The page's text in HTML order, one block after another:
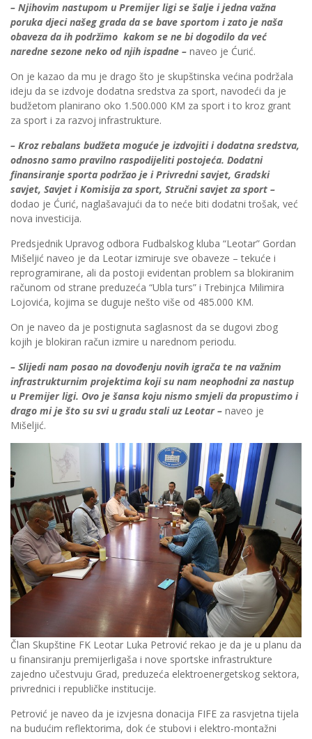
– Njihovim nastupom u Premijer ligi se šalje i jedna važna
poruka djeci našeg grada da se bave sportom i zato je naša
obaveza da ih podržimo kakom se ne bi dogodilo da već
naredne sezone neko od njih ispadne – naveo je Ćurić.
On je kazao da mu je drago što je skupštinska većina podržala
ideju da se izdvoje dodatna sredstva za sport, navodeći da je
budžetom planirano oko 1.500.000 KM za sport i to kroz grant
za sport i za razvoj infrastrukture.
– Kroz rebalans budžeta moguće je izdvojiti i dodatna sredstva,
odnosno samo pravilno raspodijeliti postojeća. Dodatni
finansiranje sporta podržao je i Privredni savjet, Gradski
savjet, Savjet i Komisija za sport, Stručni savjet za sport –
dodao je Ćurić, naglašavajući da to neće biti dodatni trošak, već
nova investicija.
Predsjednik Upravog odbora Fudbalskog kluba “Leotar” Gordan
Mišeljić naveo je da Leotar izmiruje sve obaveze – tekuće i
reprogramirane, ali da postoji evidentan problem sa blokiranim
računom od strane preduzeća “Ubla turs” i Trebinjca Milimira
Lojovića, kojima se duguje nešto više od 485.000 KM.
On je naveo da je postignuta saglasnost da se dugovi zbog
kojih je blokiran račun izmire u narednom periodu.
– Slijedi nam posao na dovođenju novih igrača te na važnim
infrastrukturnim projektima koji su nam neophodni za nastup
u Premijer ligi. Ovo je šansa koju nismo smjeli da propustimo i
drago mi je što su svi u gradu stali uz Leotar – naveo je
Mišeljić.
Član Skupštine FK Leotar Luka Petrović rekao je da je u planu da
u finansiranju premijerligaša i nove sportske infrastrukture
zajedno učestvuju Grad, preduzeća elektroenergetskog sektora,
privrednici i republičke institucije.
Petrović je naveo da je izvjesna donacija FIFE za rasvjetna tijela
na budućim reflektorima, dok će stubovi i elektro-montažni